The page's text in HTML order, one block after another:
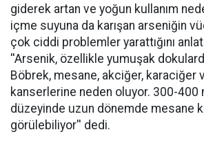
giderek artan ve yoğun kullanım
içme suyuna da karışan arseniğin
çok ciddi problemler yarattığını
''Arsenik, özellikle yumuşak
Böbrek, mesane, akciğer, karaciğer
kanserlerine neden oluyor. 300-400
düzeyinde uzun dönemde mesane
görülebiliyor'' dedi.